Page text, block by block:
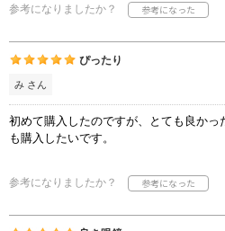
参考になりましたか？
ぴったり
み さん
初めて購入したのですが、とても良か
も購入したいです。
参考になりましたか？